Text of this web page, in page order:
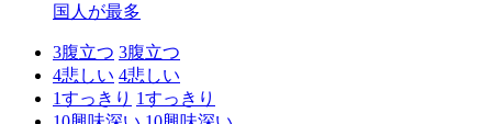
国人が最多
3腹立つ 3腹立つ
4悲しい 4悲しい
1すっきり 1すっきり